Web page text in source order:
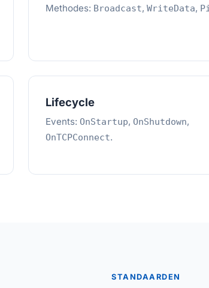
Methodes: Broadcast, WriteData,
Lifecycle
Events: OnStartup, OnShutdown,
OnTCPConnect.
STANDAARDEN